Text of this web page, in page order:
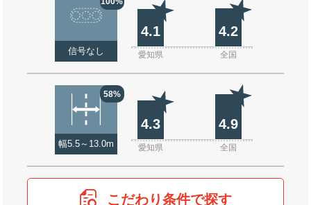
信号なし
4.1 4.2
愛知県 全国
58%
幅5.5～13.0m
4.3 4.9
愛知県 全国
こだわり条件で探す